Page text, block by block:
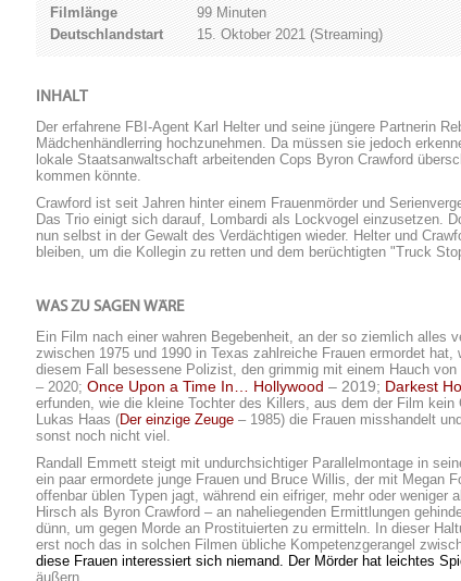
Filmlänge
99 Minuten
Deutschlandstart
15. Oktober 2021 (Streaming)
INHALT
Der erfahrene FBI-Agent Karl Helter und seine jüngere Partnerin
Mädchenhändlerring hochzunehmen. Da müssen sie jedoch
lokale Staatsanwaltschaft arbeitenden Cops Byron Crawford
kommen könnte.
Crawford ist seit Jahren hinter einem Frauenmörder und
Das Trio einigt sich darauf, Lombardi als Lockvogel einzusetzen.
nun selbst in der Gewalt des Verdächtigen wieder. Helter und
bleiben, um die Kollegin zu retten und dem berüchtigten "Truck
WAS ZU SAGEN WÄRE
Ein Film nach einer wahren Begebenheit, an der so ziemlich alles
zwischen 1975 und 1990 in Texas zahlreiche Frauen ermordet
diesem Fall besessene Polizist, den grimmig mit einem Hauch
– 2020; Once Upon a Time In… Hollywood – 2019; Darkest
erfunden, wie die kleine Tochter des Killers, aus dem der Film
Lukas Haas (Der einzige Zeuge – 1985) die Frauen misshandelt
sonst noch nicht viel.
Randall Emmett steigt mit undurchsichtiger Parallelmontage in
ein paar ermordete junge Frauen und Bruce Willis, der mit Megan
offenbar üblen Typen jagt, während ein eifriger, mehr oder
Hirsch als Byron Crawford – an naheliegenden Ermittlungen
dünn, um gegen Morde an Prostituierten zu ermitteln. In dieser
erst noch das in solchen Filmen übliche Kompetenzgerangel
diese Frauen interessiert sich niemand. Der Mörder hat leichtes
äußern.